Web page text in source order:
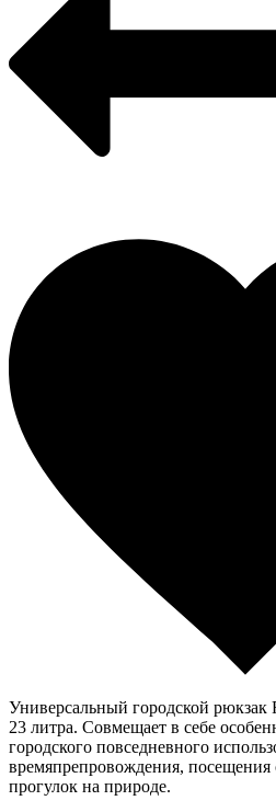
Универсальный городской рюкзак
23 литра. Совмещает в себе
городского повседневного
времяпрепровождения, посещения
прогулок на природе.